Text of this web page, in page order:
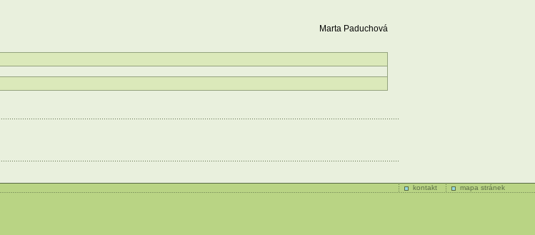
Marta Paduchová
kontakt mapa stránek